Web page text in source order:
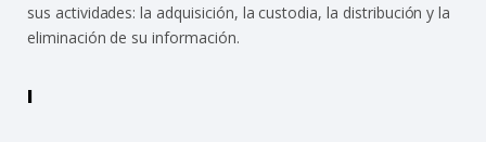
sus actividades: la adquisición, la custodia, la distribución y la
eliminación de su información.
I